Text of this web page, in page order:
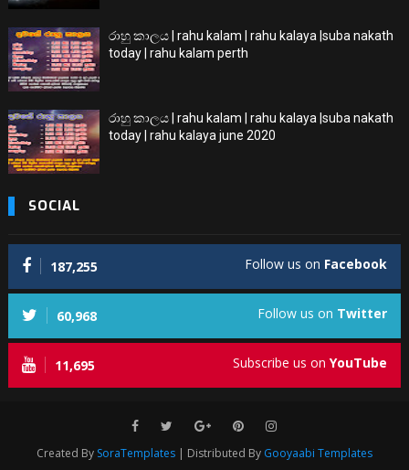
රාහු කාලය | rahu kalam | rahu kalaya |suba nakath
today | rahu kalam perth
රාහු කාලය | rahu kalam | rahu kalaya |suba nakath
today | rahu kalaya june 2020
SOCIAL
187,255 Follow us on Facebook
60,968 Follow us on Twitter
11,695 Subscribe us onYouTube
Created By SoraTemplates| Distributed By Gooyaabi Templates